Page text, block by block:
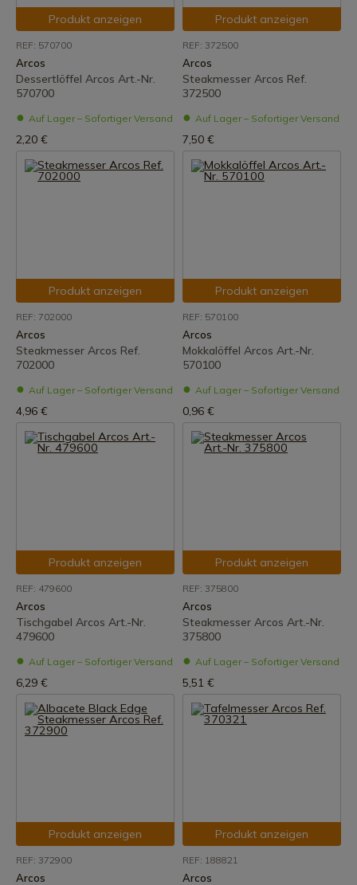
Produkt anzeigen
REF: 570700
Arcos
Dessertlöffel Arcos Art.-Nr.
570700
Auf Lager – Sofortiger Versand
2,20 €
Produkt anzeigen
REF: 372500
Arcos
Steakmesser Arcos Ref.
372500
Auf Lager – Sofortiger Versand
7,50 €
Produkt anzeigen
REF: 702000
Arcos
Steakmesser Arcos Ref.
702000
Auf Lager – Sofortiger Versand
4,96 €
Produkt anzeigen
REF: 570100
Arcos
Mokkalöffel Arcos Art.-Nr.
570100
Auf Lager – Sofortiger Versand
0,96 €
Produkt anzeigen
REF: 479600
Arcos
Tischgabel Arcos Art.-Nr.
479600
Auf Lager – Sofortiger Versand
6,29 €
Produkt anzeigen
REF: 375800
Arcos
Steakmesser Arcos Art.-Nr.
375800
Auf Lager – Sofortiger Versand
5,51 €
Produkt anzeigen
REF: 372900
Arcos
Produkt anzeigen
REF: 188821
Arcos